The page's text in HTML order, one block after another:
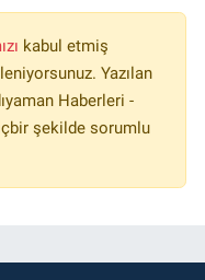
kabul etmiş
Yazılan
Haberleri -
şekilde sorumlu